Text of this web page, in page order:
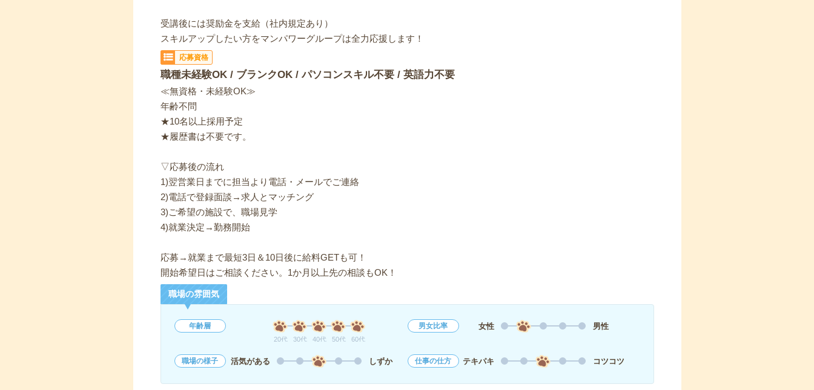
受講後には奨励金を支給（社内規定あり）
スキルアップしたい方をマンパワーグループは全力応援します！
応募資格
職種未経験OK / ブランクOK / パソコンスキル不要 / 英語力不要
≪無資格・未経験OK≫
年齢不問
★10名以上採用予定
★履歴書は不要です。
▽応募後の流れ
1)翌営業日までに担当より電話・メールでご連絡
2)電話で登録面談→求人とマッチング
3)ご希望の施設で、職場見学
4)就業決定→勤務開始
応募→就業まで最短3日＆10日後に給料GETも可！
開始希望日はご相談ください。1か月以上先の相談もOK！
職場の雰囲気
年齢層
20代 30代 40代 50代 60代
男女比率 女性 男性
職場の様子 活気がある しずか 仕事の仕方 テキパキ コツコツ